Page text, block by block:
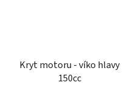
Kryt motoru - víko hlavy
150cc